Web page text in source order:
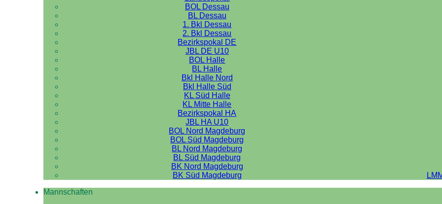
BOL Dessau
BL Dessau
1. Bkl Dessau
2. Bkl Dessau
Bezirkspokal DE
JBL DE U10
BOL Halle
BL Halle
Bkl Halle Nord
Bkl Halle Süd
KL Süd Halle
KL Mitte Halle
Bezirkspokal HA
JBL HA U10
BOL Nord Magdeburg
BOL Süd Magdeburg
BL Nord Magdeburg
BL Süd Magdeburg
BK Nord Magdeburg
BK Süd Magdeburg
Mannschaften